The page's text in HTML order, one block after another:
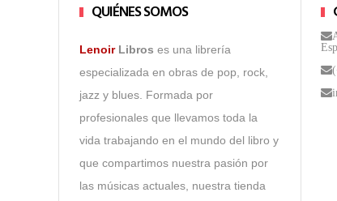
QUIÉNES SOMOS
Lenoir Libros es una librería
especializada en obras de pop, rock,
jazz y blues. Formada por
profesionales que llevamos toda la
vida trabajando en el mundo del libro y
que compartimos nuestra pasión por
las músicas actuales, nuestra tienda